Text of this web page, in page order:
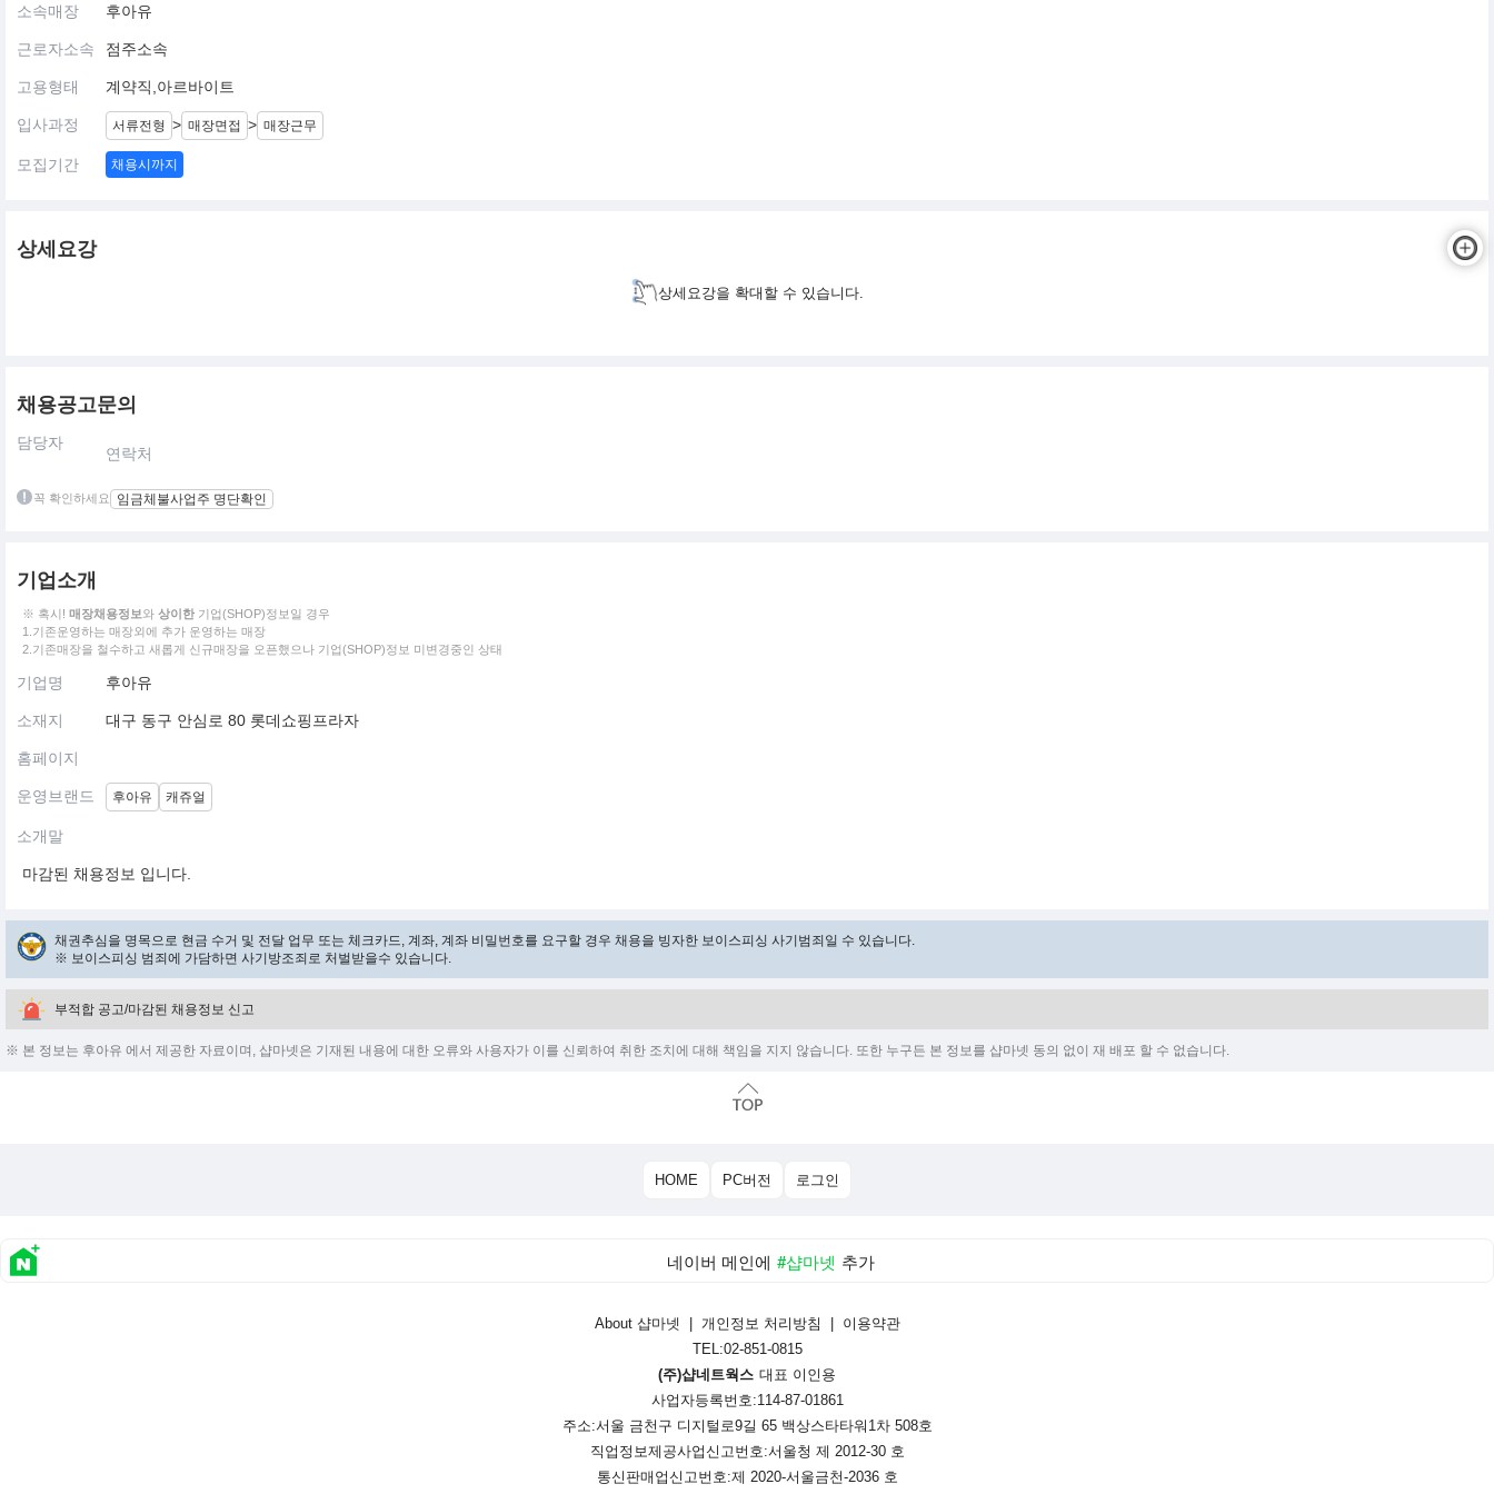
소속매장 후아유
근로자소속 점주소속
고용형태 계약직,아르바이트
입사과정 서류전형 > 매장면접 > 매장근무
모집기간 채용시까지
상세요강
상세요강을 확대할 수 있습니다.
채용공고문의
담당자
연락처
꼭 확인하세요 임금체불사업주 명단확인
기업소개
※ 혹시! 매장채용정보와 상이한 기업(SHOP)정보일 경우
1.기존운영하는 매장외에 추가 운영하는 매장
2.기존매장을 철수하고 새롭게 신규매장을 오픈했으나 기업(SHOP)정보 미변경중인 상태
기업명 후아유
소재지 대구 동구 안심로 80 롯데쇼핑프라자
홈페이지
운영브랜드 후아유 캐쥬얼
소개말
마감된 채용정보 입니다.
채권추심을 명목으로 현금 수거 및 전달 업무 또는 체크카드, 계좌, 계좌 비밀번호를 요구할 경우 채용을 빙자한 보이스피싱 사기범죄일 수 있습니다.
※ 보이스피싱 범죄에 가담하면 사기방조죄로 처벌받을수 있습니다.
부적합 공고/마감된 채용정보 신고
※ 본 정보는 후아유 에서 제공한 자료이며, 샵마넷은 기재된 내용에 대한 오류와 사용자가 이를 신뢰하여 취한 조치에 대해 책임을 지지 않습니다. 또한 누구든 본 정보를 샵마넷 동의 없이 재 배포 할 수 없습니다.
HOME PC버전 로그인
네이버 메인에 #샵마넷 추가
About 샵마넷 개인정보 처리방침
이용약관
TEL:02-851-0815
(주)샵네트웍스 대표 이인용
사업자등록번호:114-87-01861
주소:서울 금천구 디지털로9길 65 백상스타타워1차 508호
직업정보제공사업신고번호:서울청 제 2012-30 호
통신판매업신고번호:제 2020-서울금천-2036 호